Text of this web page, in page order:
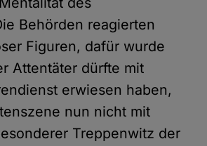
Behörden reagierten
Figuren, dafür wurde
Attentäter dürfte mit
erwiesen haben,
nun nicht mit
Treppenwitz der